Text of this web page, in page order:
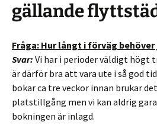
gällande
Fråga: Hur långt i förväg behöver
Svar: Vi har i perioder väldigt högt
är därför bra att vara ute i så god
bokar ca tre veckor innan brukar
platstillgång men vi kan aldrig
bokningen är inlagd.